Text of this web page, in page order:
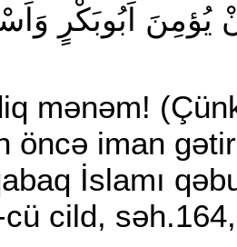
يُؤمِنَ اَبُوبَكْرٍ
mənəm!
öncə iman
İslamı
cü cild,